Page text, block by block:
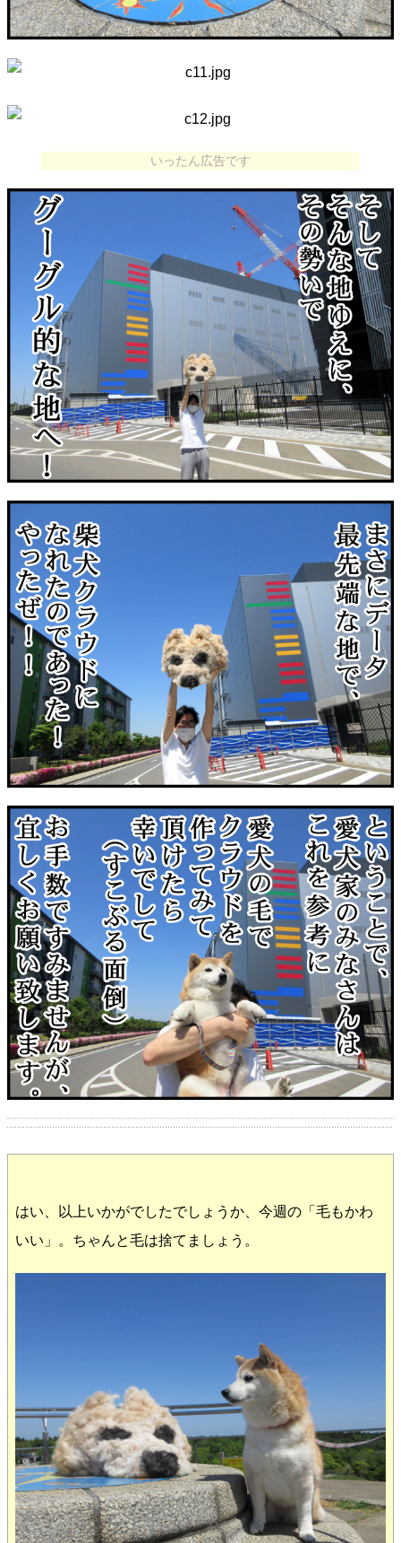
いったん広告です
はい、以上いかがでしたでしょうか、今週の「毛もかわ
いい」。ちゃんと毛は捨てましょう。